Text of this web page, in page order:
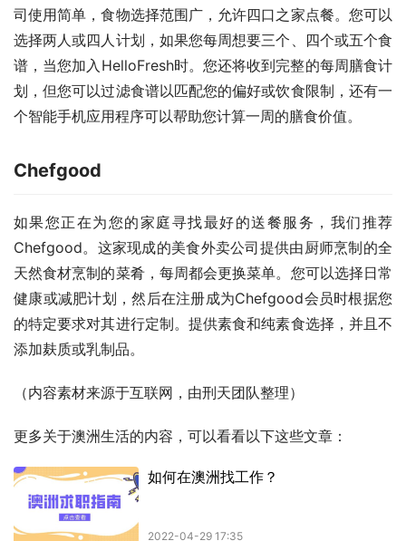
司使用简单，食物选择范围广，允许四口之家点餐。您可以
选择两人或四人计划，如果您每周想要三个、四个或五个食
谱，当您加入HelloFresh时。您还将收到完整的每周膳食计
划，但您可以过滤食谱以匹配您的偏好或饮食限制，还有一
个智能手机应用程序可以帮助您计算一周的膳食价值。
Chefgood
如果您正在为您的家庭寻找最好的送餐服务，我们推荐
Chefgood。这家现成的美食外卖公司提供由厨师烹制的全
天然食材烹制的菜肴，每周都会更换菜单。您可以选择日常
健康或减肥计划，然后在注册成为Chefgood会员时根据您
的特定要求对其进行定制。提供素食和纯素食选择，并且不
添加麸质或乳制品。
（内容素材来源于互联网，由刑天团队整理）
更多关于澳洲生活的内容，可以看看以下这些文章：